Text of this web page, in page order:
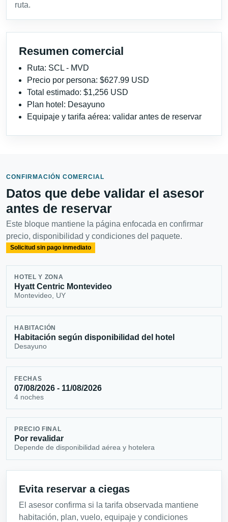
ruta.
Resumen comercial
Ruta: SCL - MVD
Precio por persona: $627.99 USD
Total estimado: $1,256 USD
Plan hotel: Desayuno
Equipaje y tarifa aérea: validar antes de reservar
CONFIRMACIÓN COMERCIAL
Datos que debe validar el asesor
antes de reservar
Este bloque mantiene la página enfocada en confirmar
precio, disponibilidad y condiciones del paquete.
Solicitud sin pago inmediato
HOTEL Y ZONA
Hyatt Centric Montevideo
Montevideo, UY
HABITACIÓN
Habitación según disponibilidad del hotel
Desayuno
FECHAS
07/08/2026 - 11/08/2026
4 noches
PRECIO FINAL
Por revalidar
Depende de disponibilidad aérea y hotelera
Evita reservar a ciegas
El asesor confirma si la tarifa observada mantiene
habitación, plan, vuelo, equipaje y condiciones